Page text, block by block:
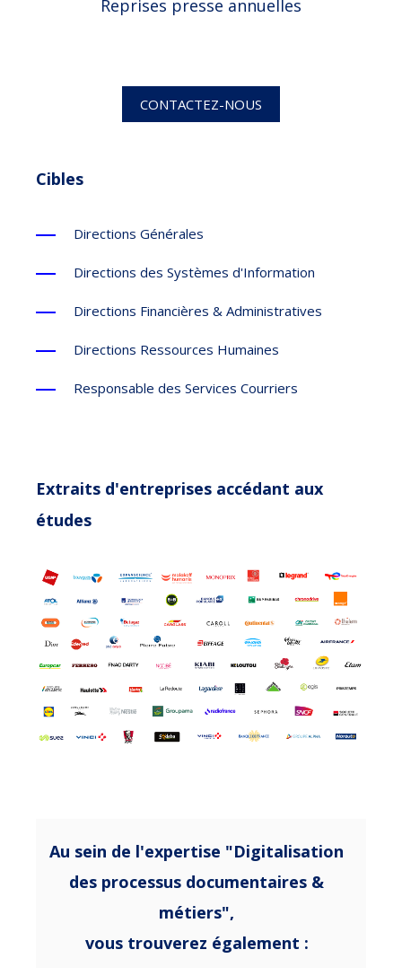
Reprises presse annuelles
CONTACTEZ-NOUS
Cibles
Directions Générales
Directions des Systèmes d'Information
Directions Financières & Administratives
Directions Ressources Humaines
Responsable des Services Courriers
Extraits d'entreprises accédant aux
études
Au sein de l'expertise "Digitalisation
des processus documentaires &
métiers",
vous trouverez également :